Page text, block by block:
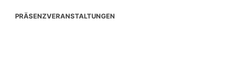
PRÄSENZVERANSTALTUNGEN